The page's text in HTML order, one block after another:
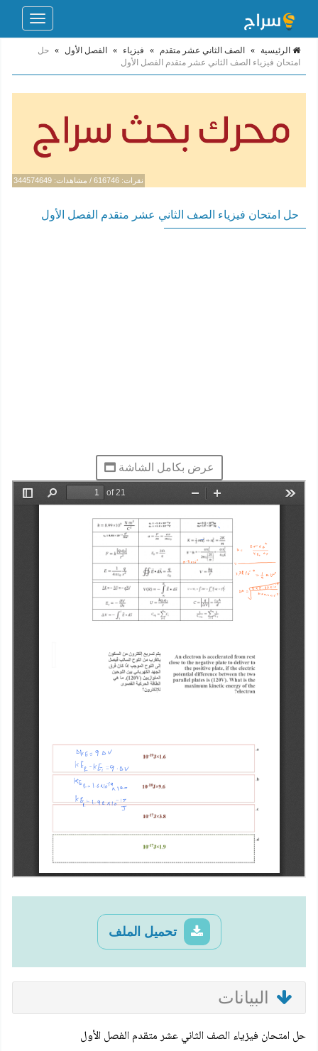
Toggle
الرئيسية » الصف الثاني عشر متقدم » فيزياء » الفصل الأول » حل
امتحان فيزياء الصف الثاني عشر متقدم الفصل الأول
نقرات: 616746 / مشاهدات: 344574649
حل امتحان فيزياء الصف الثاني عشر متقدم الفصل الأول
عرض بكامل الشاشة
تحميل الملف
البيانات
حل امتحان فيزياء الصف الثاني عشر متقدم الفصل الأول